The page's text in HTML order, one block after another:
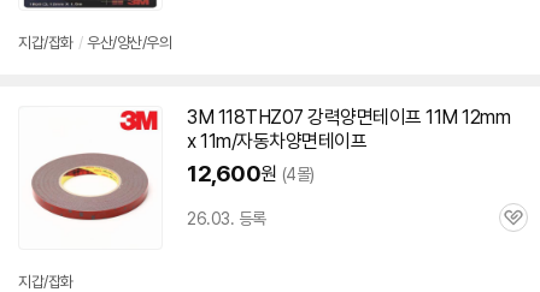
지갑/잡화 / 우산/양산/우의
3M 118THZ07 강력양면테이프 11M 12mm
x 11m/자동차양면테이프
12,600원 (4몰)
26.03. 등록
관
지갑/잡화